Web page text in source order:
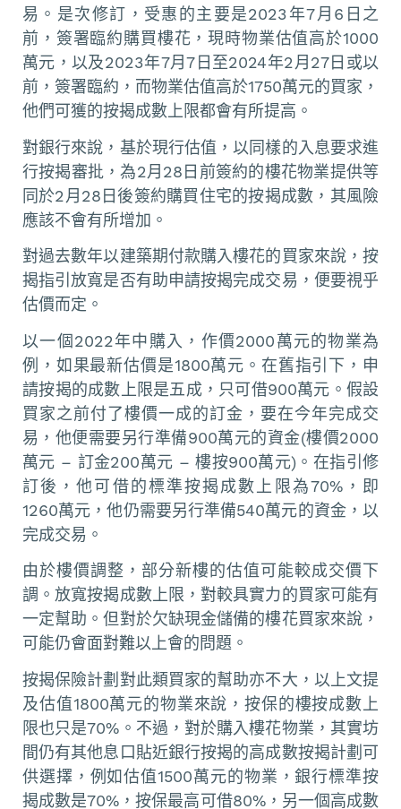
易。是次修訂，受惠的主要是2023年7月6日之
前，簽署臨約購買樓花，現時物業估值高於1000
萬元，以及2023年7月7日至2024年2月27日或以
前，簽署臨約，而物業估值高於1750萬元的買家，
他們可獲的按揭成數上限都會有所提高。
對銀行來說，基於現行估值，以同樣的入息要求進
行按揭審批，為2月28日前簽約的樓花物業提供等
同於2月28日後簽約購買住宅的按揭成數，其風險
應該不會有所增加。
對過去數年以建築期付款購入樓花的買家來說，按
揭指引放寬是否有助申請按揭完成交易，便要視乎
估價而定。
以一個2022年中購入，作價2000萬元的物業為
例，如果最新估價是1800萬元。在舊指引下，申
請按揭的成數上限是五成，只可借900萬元。假設
買家之前付了樓價一成的訂金，要在今年完成交
易，他便需要另行準備900萬元的資金(樓價2000
萬元 – 訂金200萬元 – 樓按900萬元)。在指引修
訂後，他可借的標準按揭成數上限為70%，即
1260萬元，他仍需要另行準備540萬元的資金，以
完成交易。
由於樓價調整，部分新樓的估值可能較成交價下
調。放寬按揭成數上限，對較具實力的買家可能有
一定幫助。但對於欠缺現金儲備的樓花買家來說，
可能仍會面對難以上會的問題。
按揭保險計劃對此類買家的幫助亦不大，以上文提
及估值1800萬元的物業來說，按保的樓按成數上
限也只是70%。不過，對於購入樓花物業，其實坊
間仍有其他息口貼近銀行按揭的高成數按揭計劃可
供選擇，例如估值1500萬元的物業，銀行標準按
揭成數是70%，按保最高可借80%，另一個高成數